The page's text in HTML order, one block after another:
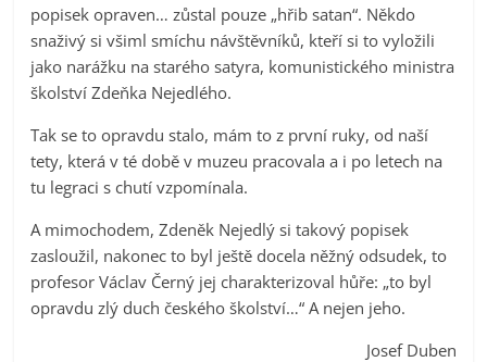
popisek opraven… zůstal pouze „hřib satan“. Někdo
snaživý si všiml smíchu návštěvníků, kteří si to vyložili
jako narážku na starého satyra, komunistického ministra
školství Zdeňka Nejedlého.
Tak se to opravdu stalo, mám to z první ruky, od naší
tety, která v té době v muzeu pracovala a i po letech na
tu legraci s chutí vzpomínala.
A mimochodem, Zdeněk Nejedlý si takový popisek
zasloužil, nakonec to byl ještě docela něžný odsudek, to
profesor Václav Černý jej charakterizoval hůře: „to byl
opravdu zlý duch českého školství…“ A nejen jeho.
Josef Duben